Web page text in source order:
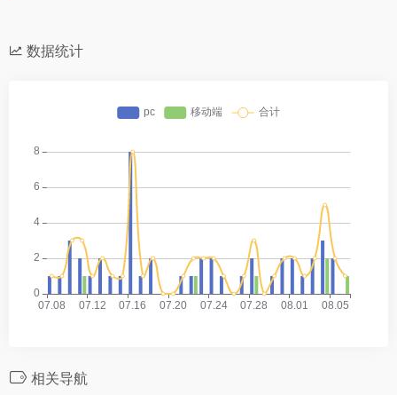
数据统计
相关导航